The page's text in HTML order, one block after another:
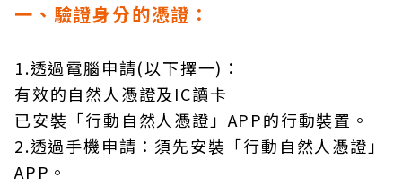
一、驗證身分的憑證：
1.透過電腦申請(以下擇一)：
有效的自然人憑證及IC讀卡
已安裝「行動自然人憑證」APP的行動裝置。
2.透過手機申請：須先安裝「行動自然人憑證」
APP。